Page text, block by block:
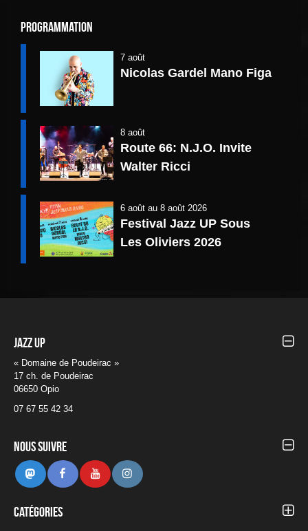
Programmation
7 août
Nicolas Gardel Mano Figa
8 août
Route 66: N.J.O. Invite
Walter Ricci
6 aoûtau 8 août 2026
Festival Jazz UP Sous
Les Oliviers 2026
Jazz UP
« Domaine de Poudeirac »
17 ch. de Poudeirac
06650 Opio
07 67 55 42 34
Nous suivre
MastodonFacebookYoutube Instagram
Catégories